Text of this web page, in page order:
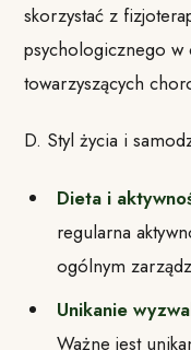
skorzystać z
psychologicznego w
towarzyszących
D. Styl życia i
Dieta i
regularna
ogólnym
Unikanie
Ważne jest